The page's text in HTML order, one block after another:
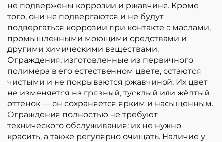
не подвержены коррозии и ржавчине. Кроме
того, они не подвергаются и не будут
подвергаться коррозии при контакте с маслами,
промышленными моющими средствами и
другими химическими веществами.
Ограждения, изготовленные из первичного
полимера в его естественном цвете, остаются
чистыми и не покрываются ржавчиной. Их цвет
не изменяется на грязный, тусклый или жёлтый
оттенок — он сохраняется ярким и насыщенным.
Ограждения полностью не требуют
технического обслуживания: их не нужно
красить, а также регулярно очищать. Наличие у